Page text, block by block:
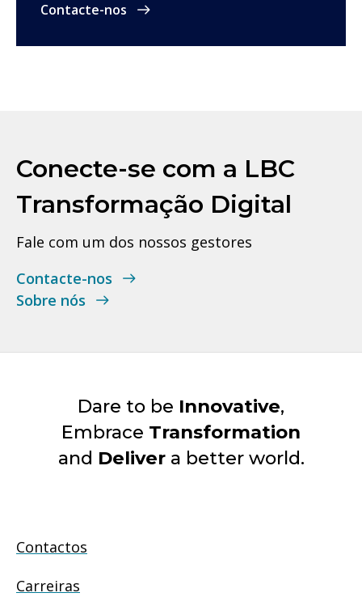
Contacte-nos
Conecte-se com a LBC
Transformação Digital
Fale com um dos nossos gestores
Contacte-nos
Sobre nós
Dare to be Innovative,
Embrace Transformation
and Delivera better world.
Contactos
Carreiras